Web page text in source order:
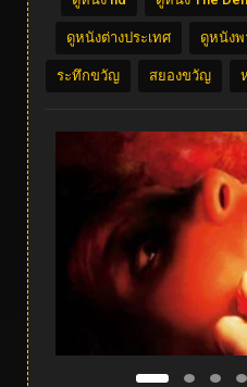
ดูหนังต่างประเทศ ดูหนัง
ระทึกขวัญ สยองขวัญ